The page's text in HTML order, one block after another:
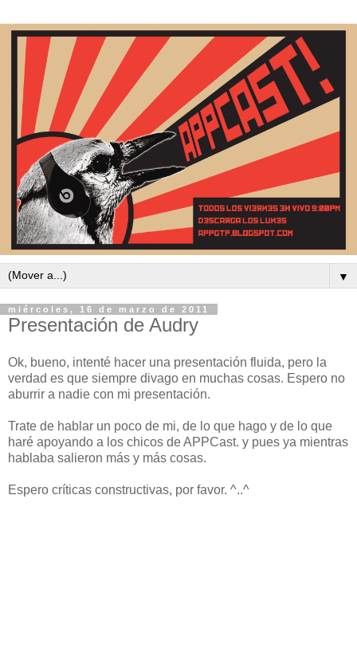
▼
miércoles, 16 de marzo de 2011
Presentación de Audry
Ok, bueno, intenté hacer una presentación fluida, pero la
verdad es que siempre divago en muchas cosas. Espero no
aburrir a nadie con mi presentación.
Trate de hablar un poco de mi, de lo que hago y de lo que
haré apoyando a los chicos de APPCast. y pues ya mientras
hablaba salieron más y más cosas.
Espero críticas constructivas, por favor. ^..^